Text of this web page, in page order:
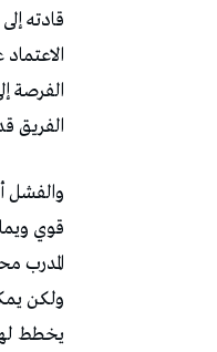
قادته
الفرصة
الفريق
والفشل
قوي
المدرب
ولكن
يخطط